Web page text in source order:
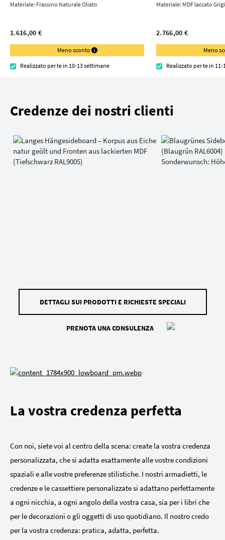
Materiale: Frassino Naturale Oliato
1.616,00 €
Meno sconto
Realizzato per te in 10-13 settimane
Materiale: MDF laccato
2.766,00 €
Meno
Realizzato per te in
Credenze dei nostri clienti
DETTAGLI SUI PRODOTTI E RICHIESTE SPECIALI
PRENOTA UNA CONSULENZA
La vostra credenza perfetta
Con noi, siete voi al centro della scena: create la vostra credenza
personalizzata, che si adatta esattamente alle vostre condizioni
spaziali e alle vostre preferenze stilistiche. I nostri armadietti, le
credenze e le cassettiere personalizzate si adattano perfettamente
a ogni nicchia, a ogni angolo della vostra casa, sia per i libri che
per le decorazioni o gli oggetti di uso quotidiano. Il nostro credo
per la vostra credenza: pratica, adatta, perfetta.